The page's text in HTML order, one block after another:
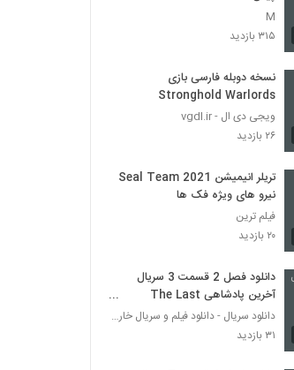
M
۳۱۵ بازدید
نسخه دوبله فارسی بازی
Stronghold Warlords
ویجی دی ال - vgdl.ir
۲۶ بازدید
تریلر انیمیشن Seal Team 2021
نیرو های ویژه فک ها
فیلم ترین
۲۰ بازدید
دانلود فصل 2 قسمت 3 سریال
آخرین پادشاهی The Last
Kingdom زیرنویس فارسی
دانلود سریال - دانلود فیلم و سریال خارجی
۳۱ بازدید